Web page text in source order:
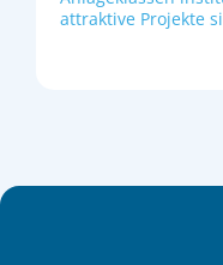
attraktive Projekte